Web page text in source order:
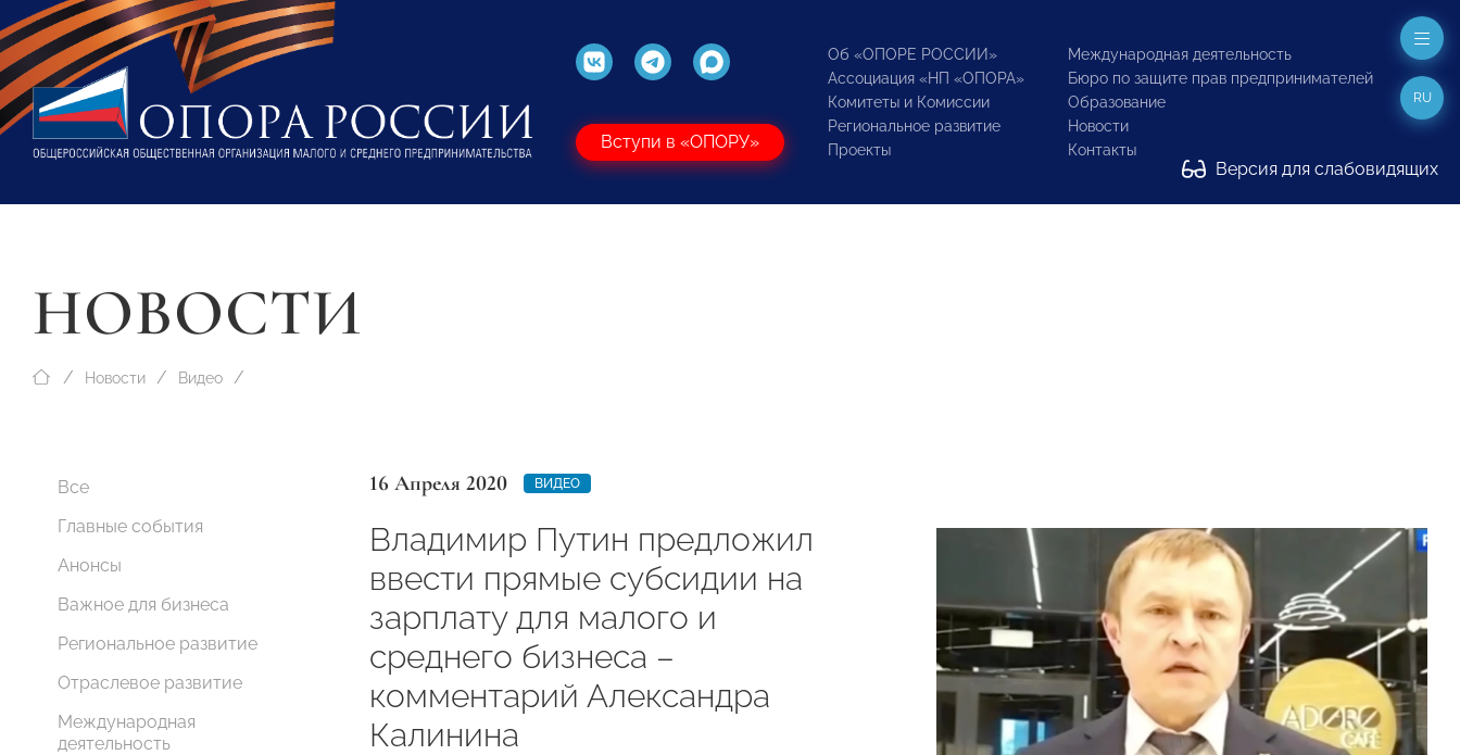
Вступи в «ОПОРУ»
Об «ОПОРЕ РОССИИ»
Ассоциация «НП «ОПОРА»
Комитеты и Комиссии
Региональное развитие
Проекты
Международная деятельность
Бюро по защите прав предпринимателей
Образование
Новости
Контакты
Версия для слабовидящих
RU
НОВОСТИ
Новости Видео
Все
Главные события
Анонсы
Важное для бизнеса
Региональное развитие
Отраслевое развитие
Международная
деятельность
16 Апреля 2020 ВИДЕО
Владимир Путин предложил
ввести прямые субсидии на
зарплату для малого и
среднего бизнеса –
комментарий Александра
Калинина